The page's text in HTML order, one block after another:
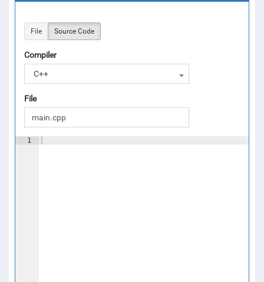
File Source Code
Compiler
C++
File
1